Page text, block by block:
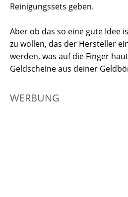
Reinigungssets geben.
Aber ob das so eine gute Idee
zu wollen, das der Hersteller
werden, was auf die Finger
Geldscheine aus deiner
WERBUNG